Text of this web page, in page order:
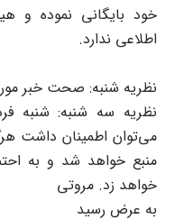
خود بایگانى نموده و
اطلاعى ندارد.
نظریه شنبه: صحت خبر
نظریه سه شنبه:
مى‌توان اطمینان داشت
منبع خواهد شد و به
خواهد زد. مروتى
به عرض رسید